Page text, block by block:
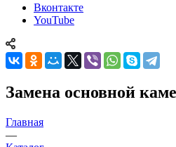
Вконтакте
YouTube
Замена основной
Главная
—